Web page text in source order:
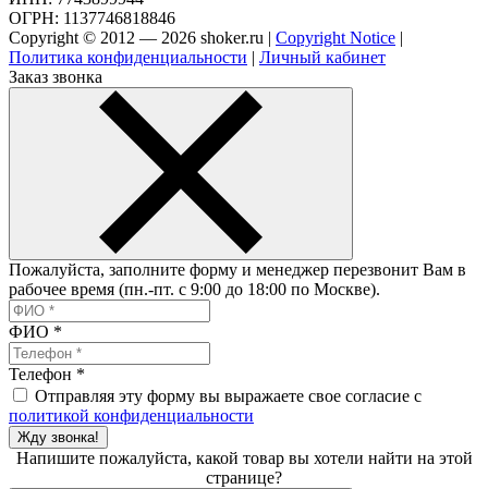
ОГРН: 1137746818846
Copyright © 2012 — 2026 shoker.ru | Copyright Notice |
Политика конфиденциальности | Личный кабинет
Заказ звонка
Пожалуйста, заполните форму и менеджер перезвонит Вам в
рабочее время (пн.-пт. с 9:00 до 18:00 по Москве).
ФИО *
Телефон *
Отправляя эту форму вы выражаете свое согласие с
политикой конфиденциальности
Жду звонка!
Напишите пожалуйста, какой товар вы хотели найти на этой
странице?